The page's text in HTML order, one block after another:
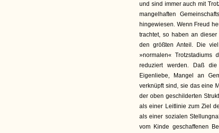
und sind immer auch mit
mangelhaften
hingewiesen. Wenn Freud
trachtet, so haben an
den größten Anteil. Die
»normalen« Trotzstadiums
reduziert werden. Daß die
Eigenliebe, Mangel an
verknüpft sind, sie das eine
der oben geschilderten
als einer Leitlinie zum Ziel
als einer sozialen
vom Kinde geschaffenen